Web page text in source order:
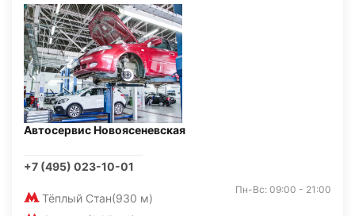
Автосервис Новоясеневская
+7 (495) 023-10-01
Тёплый Стан(930 м)
Пн-Вс: 09:00 - 21:00